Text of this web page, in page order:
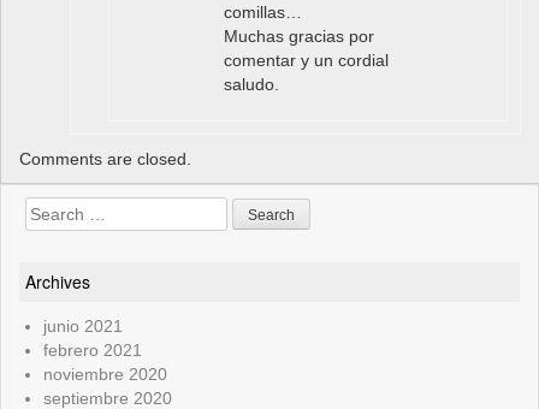
comillas…
Muchas gracias por
comentar y un cordial
saludo.
Comments are closed.
Search
for:
Archives
junio 2021
febrero 2021
noviembre 2020
septiembre 2020